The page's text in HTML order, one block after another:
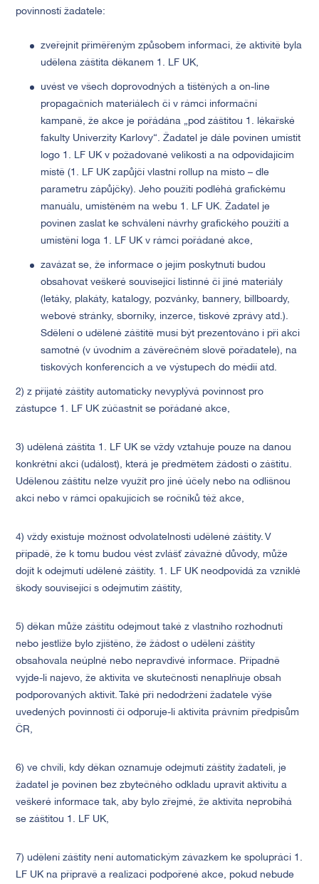
povinností žadatele:
zveřejnit přiměřeným způsobem informaci, že aktivitě byla
udělena záštita děkanem 1. LF UK,
uvést ve všech doprovodných a tištěných a on-line
propagačních materiálech či v rámci informační
kampaně, že akce je pořádána „pod záštitou 1. lékařské
fakulty Univerzity Karlovy“. Žadatel je dále povinen umístit
logo 1. LF UK v požadované velikosti a na odpovídajícím
místě (1. LF UK zapůjčí vlastní rollup na místo – dle
parametru zápůjčky). Jeho použití podléhá grafickému
manuálu, umístěném na webu 1. LF UK. Žadatel je
povinen zaslat ke schválení návrhy grafického použití a
umístění loga 1. LF UK v rámci pořádané akce,
zavázat se, že informace o jejím poskytnutí budou
obsahovat veškeré související listinné či jiné materiály
(letáky, plakáty, katalogy, pozvánky, bannery, billboardy,
webové stránky, sborníky, inzerce, tiskové zprávy atd.).
Sdělení o udělené záštitě musí být prezentováno i při akci
samotné (v úvodním a závěrečném slově pořadatele), na
tiskových konferencích a ve výstupech do médií atd.
2) z přijaté záštity automaticky nevyplývá povinnost pro
zástupce 1. LF UK zúčastnit se pořádané akce,
3) udělená záštita 1. LF UK se vždy vztahuje pouze na danou
konkrétní akci (událost), která je předmětem žádosti o záštitu.
Udělenou záštitu nelze využít pro jiné účely nebo na odlišnou
akci nebo v rámci opakujících se ročníků též akce,
4) vždy existuje možnost odvolatelnosti udělené záštity. V
případě, že k tomu budou vést zvlášť závažné důvody, může
dojít k odejmutí udělené záštity. 1. LF UK neodpovídá za vzniklé
škody související s odejmutím záštity,
5) děkan může záštitu odejmout také z vlastního rozhodnutí
nebo jestliže bylo zjištěno, že žádost o udělení záštity
obsahovala neúplné nebo nepravdivé informace. Případně
vyjde-li najevo, že aktivita ve skutečnosti nenaplňuje obsah
podporovaných aktivit. Také při nedodržení žadatele výše
uvedených povinnosti či odporuje-li aktivita právním předpisům
ČR,
6) ve chvíli, kdy děkan oznamuje odejmutí záštity žadateli, je
žadatel je povinen bez zbytečného odkladu upravit aktivitu a
veškeré informace tak, aby bylo zřejmé, že aktivita neprobíhá
se záštitou 1. LF UK,
7) udělení záštity není automatickým závazkem ke spolupráci 1.
LF UK na přípravě a realizaci podpořené akce, pokud nebude